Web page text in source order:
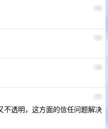
14
15
16
17
不透明，这方面的信任问题解决